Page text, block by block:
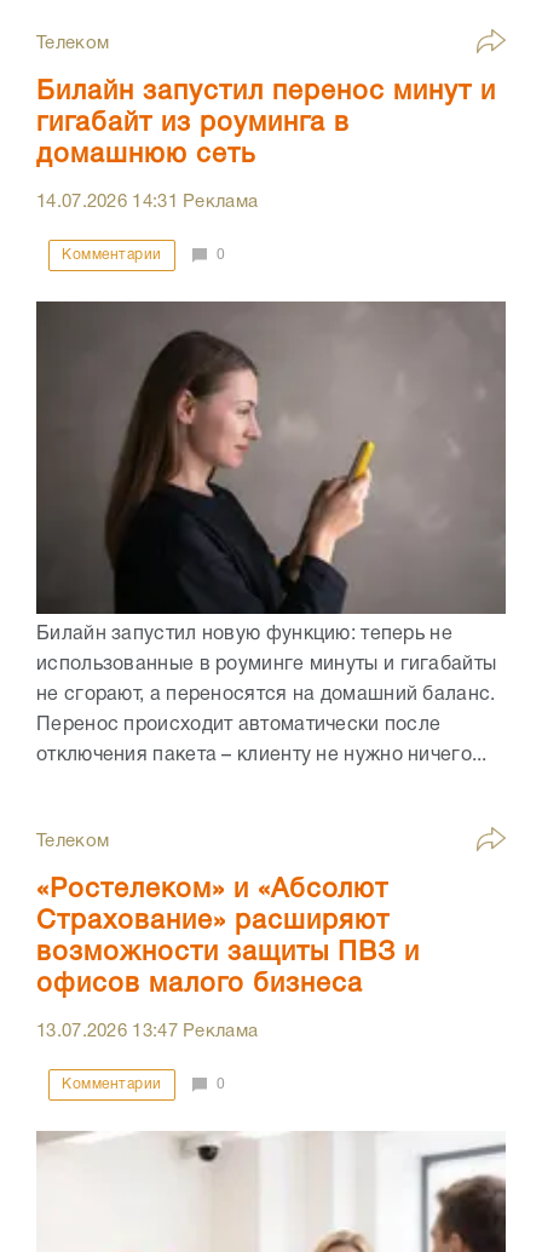
Телеком
Билайн запустил перенос минут и
гигабайт из роуминга в
домашнюю сеть
14.07.2026 14:31 Реклама
Комментарии 0
Билайн запустил новую функцию: теперь не
использованные в роуминге минуты и гигабайты
не сгорают, а переносятся на домашний баланс.
Перенос происходит автоматически после
отключения пакета – клиенту не нужно ничего...
Телеком
«Ростелеком» и «Абсолют
Страхование» расширяют
возможности защиты ПВЗ и
офисов малого бизнеса
13.07.2026 13:47Реклама
Комментарии 0